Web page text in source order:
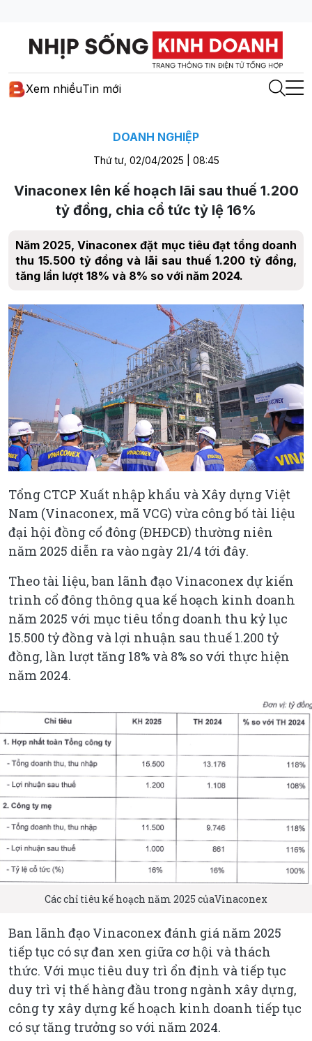
Xem nhiềuTin mới
DOANH NGHIỆP
Thứ tư, 02/04/2025 | 08:45
Vinaconex lên kế hoạch lãi sau thuế 1.200
tỷ đồng, chia cổ tức tỷ lệ 16%
Năm 2025, Vinaconex đặt mục tiêu đạt tổng doanh
thu 15.500 tỷ đồng và lãi sau thuế 1.200 tỷ đồng,
tăng lần lượt 18% và 8% so với năm 2024.
Tổng CTCP Xuất nhập khẩu và Xây dựng Việt
Nam (Vinaconex, mã VCG) vừa công bố tài liệu
đại hội đồng cổ đông (ĐHĐCĐ) thường niên
năm 2025 diễn ra vào ngày 21/4 tới đây.
Theo tài liệu, ban lãnh đạo Vinaconex dự kiến
trình cổ đông thông qua kế hoạch kinh doanh
năm 2025 với mục tiêu tổng doanh thu kỷ lục
15.500 tỷ đồng và lợi nhuận sau thuế 1.200 tỷ
đồng, lần lượt tăng 18% và 8% so với thực hiện
năm 2024.
Các chỉ tiêu kế hoạch năm 2025 củaVinaconex
Ban lãnh đạo Vinaconex đánh giá năm 2025
tiếp tục có sự đan xen giữa cơ hội và thách
thức. Với mục tiêu duy trì ổn định và tiếp tục
duy trì vị thế hàng đầu trong ngành xây dựng,
công ty xây dựng kế hoạch kinh doanh tiếp tục
có sự tăng trưởng so với năm 2024.